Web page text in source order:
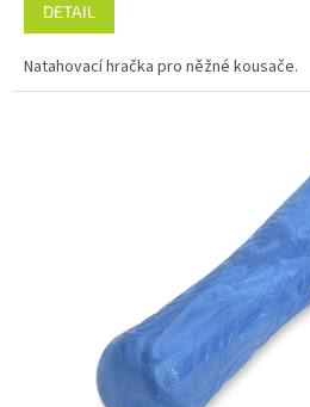
DETAIL
Natahovací hračka pro něžné kousače.